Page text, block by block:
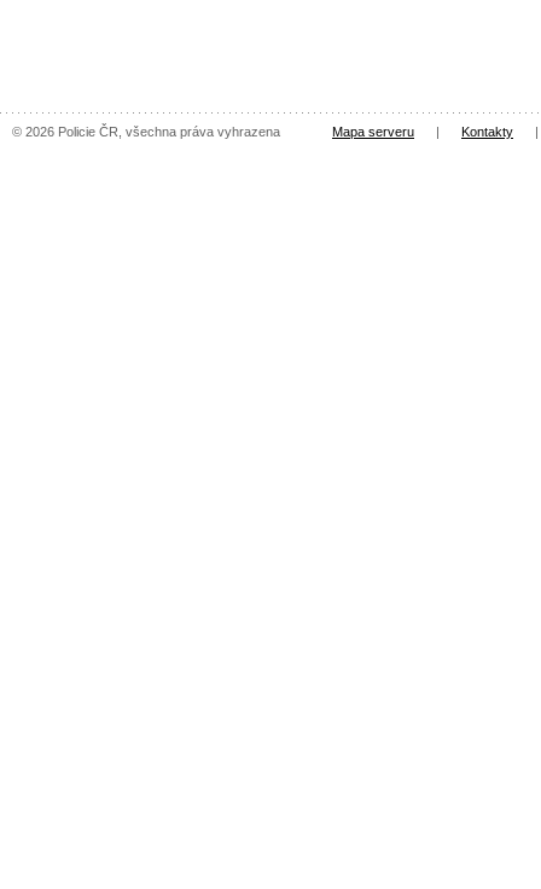
© 2026 Policie ČR, všechna práva vyhrazena Mapa serveru | Kontakty |